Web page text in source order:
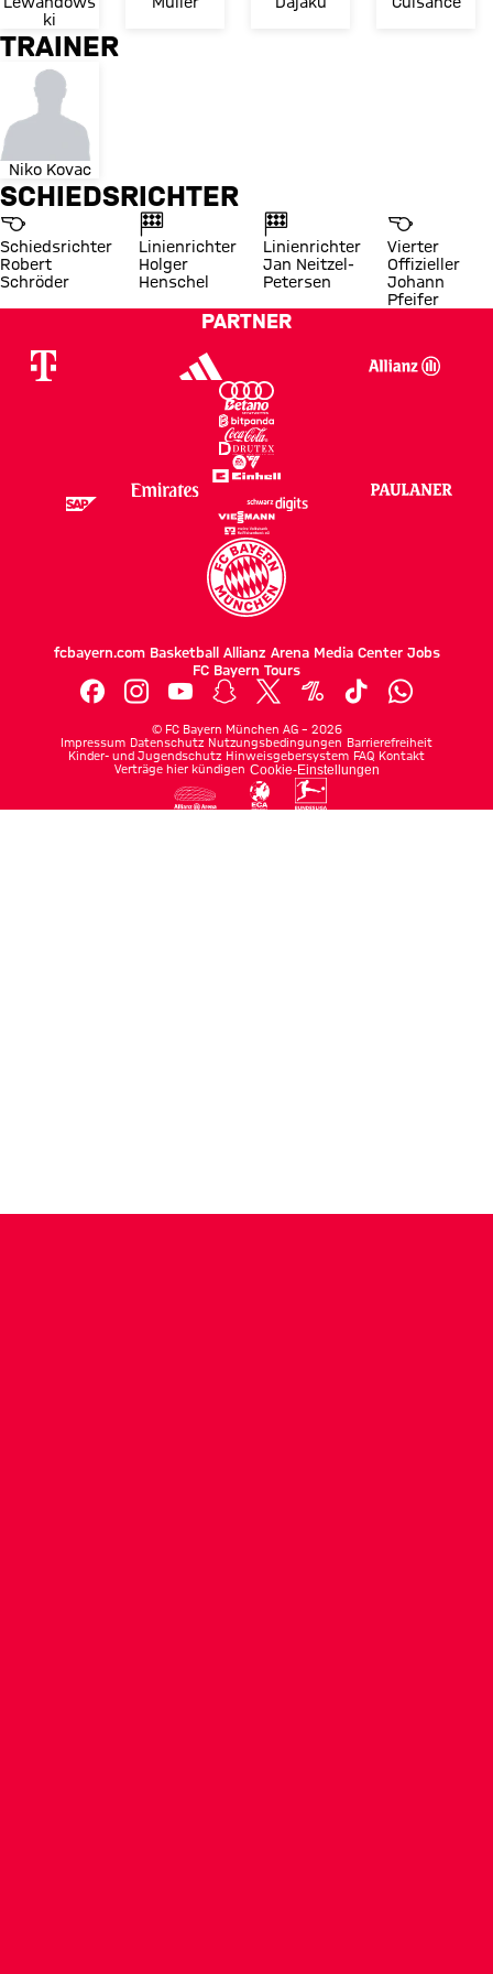
ki
TRAINER
Niko Kovac
SCHIEDSRICHTER
Schiedsrichter
Robert
Schröder
Linienrichter
Holger
Henschel
Linienrichter
Jan Neitzel-
Petersen
Vierter
Offizieller
Johann
Pfeifer
PARTNER
fcbayern.com Basketball Allianz Arena Media Center Jobs
FC Bayern Tours
© FC Bayern München AG – 2026
Impressum Datenschutz Nutzungsbedingungen Barrierefreiheit
Kinder- und Jugendschutz Hinweisgebersystem FAQ Kontakt
Verträge hier kündigen Cookie-Einstellungen